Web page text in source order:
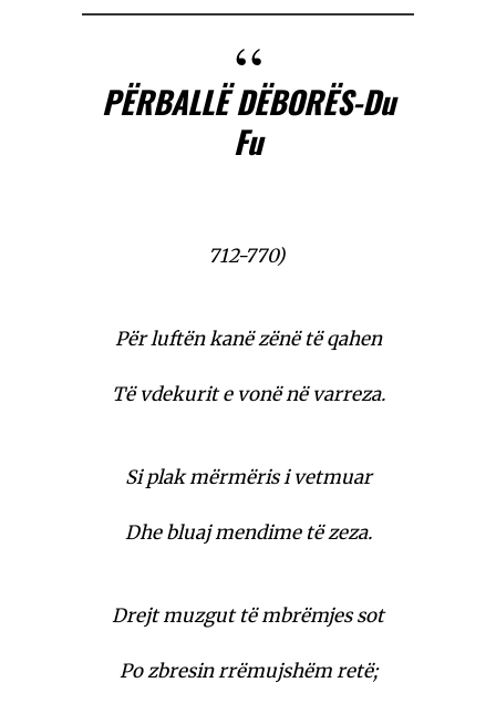
PËRBALLË DËBORËS-Du
Fu
712-770)
Për luftën kanë zënë të qahen
Të vdekurit e vonë në varreza.
Si plak mërmëris i vetmuar
Dhe bluaj mendime të zeza.
Drejt muzgut të mbrëmjes sot
Po zbresin rrëmujshëm retë;